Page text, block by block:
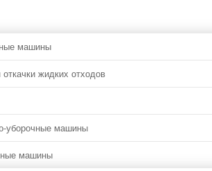
машины
жидких отходов
уборочные машины
машины